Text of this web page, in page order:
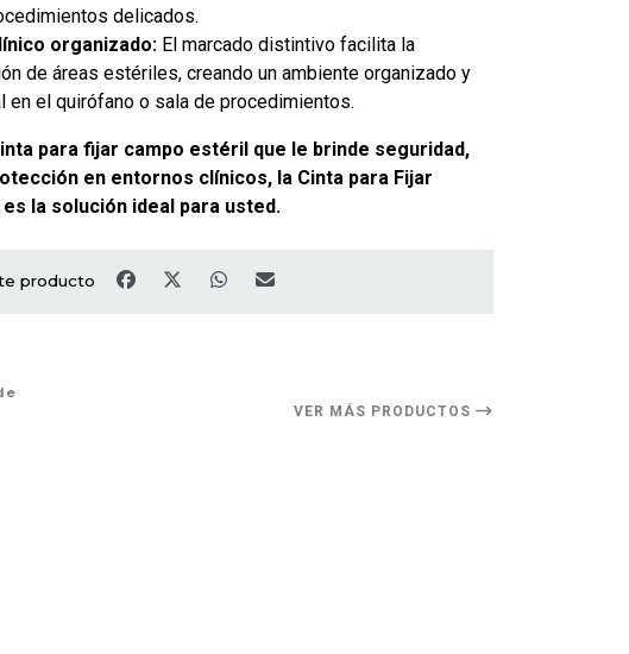
delicados.
organizado: El marcado distintivo facilita la
de áreas estériles, creando un ambiente organizado y
en el quirófano o sala de procedimientos.
para fijar campo estéril que le brinde seguridad,
en entornos clínicos, la Cinta para Fijar
la solución ideal para usted.
producto
VER MÁS PRODUCTOS